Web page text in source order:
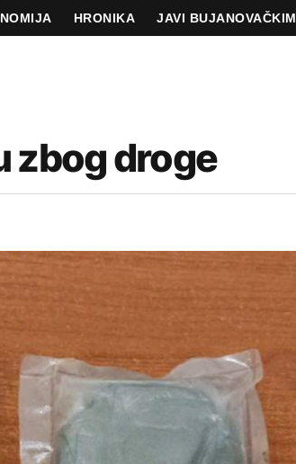
HRONIKA JAVI BUJANOVAČKIM
zbog droge